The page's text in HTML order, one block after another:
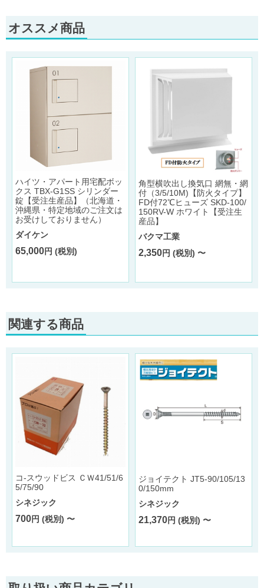
オススメ商品
ハイツ・アパート用宅配ボッ
クス TBX-G1SS シリンダー
錠【受注生産品】（北海道・
沖縄県・特定地域のご注文は
お受けしておりません）
ダイケン
65,000円 (税別)
角型横吹出し換気口 網無・網
付（3/5/10M)【防火タイプ】
FD付72℃ヒューズ SKD-100/
150RV-W ホワイト【受注生
産品】
バクマ工業
2,350円 (税別) 〜
関連する商品
コ-スウッドビス ＣＷ41/51/6
5/75/90
シネジック
700円 (税別) 〜
ジョイテクト JT5-90/105/13
0/150mm
シネジック
21,370円 (税別) 〜